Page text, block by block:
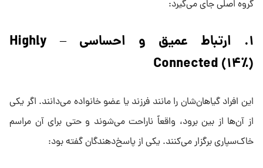
گروه اصلی جای می‌گیرد:
۱. ارتباط عمیق و احساسی – Highly
Connected (۱۴٪)
این افراد گیاهان‌شان را مانند فرزند یا عضو خانواده می‌دانند. اگر یکی
از آن‌ها از بین برود، واقعاً ناراحت می‌شوند و حتی برای آن مراسم
خاک‌سپاری برگزار می‌کنند. یکی از پاسخ‌دهندگان گفته بود: